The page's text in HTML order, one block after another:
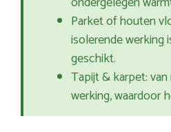
Parket of houten
isolerende werking
geschikt.
Tapijt & karpet:
werking, waardoor